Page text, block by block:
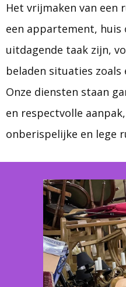
Het vrijmaken van een
een appartement, huis
uitdagende taak zijn,
beladen situaties
Onze diensten staan
en respectvolle
onberispelijke en lege